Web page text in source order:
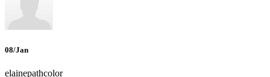
08/Jan
elainepathcolor